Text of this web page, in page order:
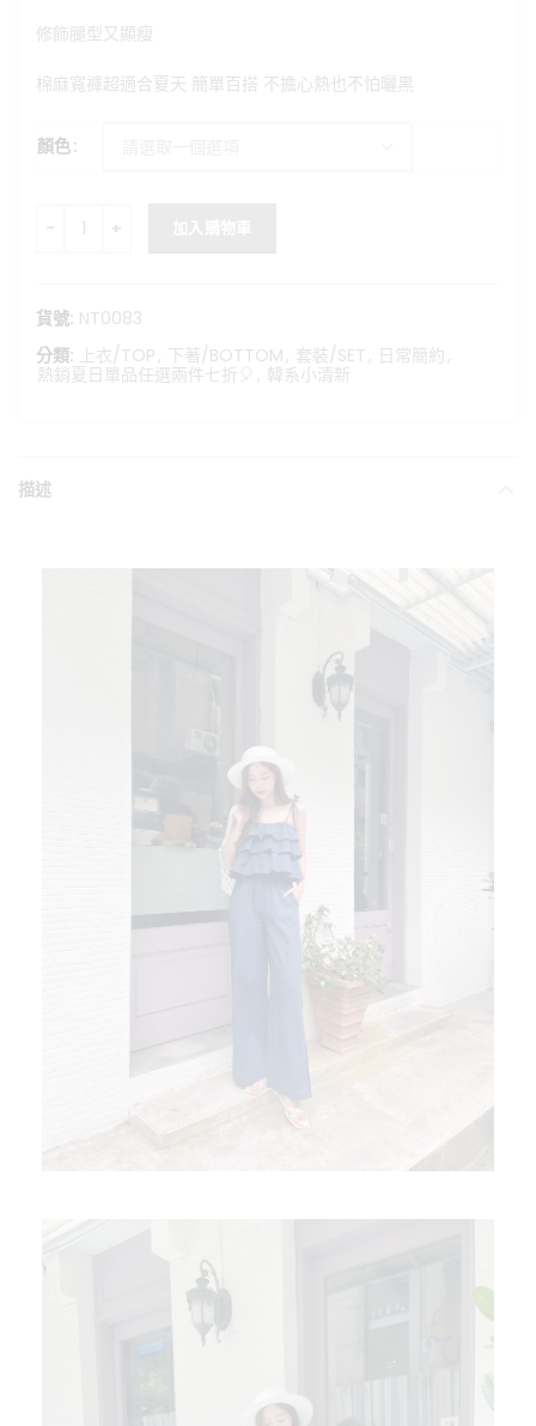
修飾腿型又顯瘦
棉麻寬褲超適合夏天 簡單百搭 不擔心熱也不怕曬黑
顏色
夏日氣息-荷葉邊綁帶棉麻背心+抽繩寬褲套裝 數量
貨號: NT0083
分類: 上衣/TOP , 下著/BOTTOM , 套裝/SET , 日常簡約 ,
熱銷夏日單品任選兩件七折🎈 , 韓系小清新
描述